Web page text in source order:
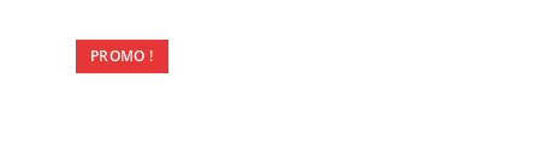
PROMO !